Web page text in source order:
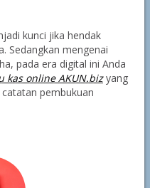
kunci jika hendak
Sedangkan mengenai
pada era digital ini Anda
kas online AKUN.bizyang
pembukuan